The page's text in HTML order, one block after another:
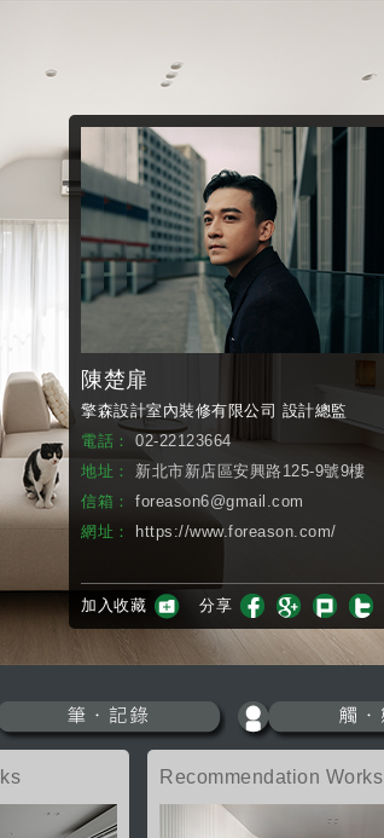
陳楚扉
擎森設計室內裝修有限公司 設計總監
電話：
02-22123664
地址：
新北市新店區安興路125-9號9樓
信箱：
foreason6@gmail.com
網址：
https://www.foreason.com/
加入收藏 分享
Recommendation Works